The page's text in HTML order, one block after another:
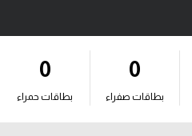
0
بطاقات صفراء
0
بطاقات حمراء